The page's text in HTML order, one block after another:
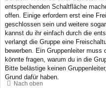
entsprechenden Schaltfläche
offen. Einige erfordern erst eine
geschlossen sein und weitere
kannst du ihr einfach durch die
verlangt die Gruppe eine
bewerben. Ein Gruppenleiter muss
könnte fragen, warum du in die
Bitte belästige keinen
Grund dafür haben.
Nach oben